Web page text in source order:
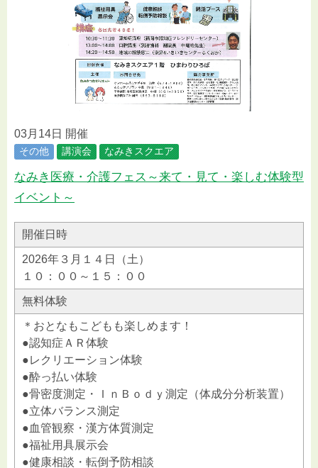
03月14日 開催
その他 講演会 なみきスクエア
なみき医療・介護フェス～来て・見て・楽しむ体験型
イベント～
開催日時
2026年３月１４日（土）
１０：００～１５：００
無料体験
＊おとなもこどもも楽しめます！
●認知症ＡＲ体験
●レクリエーション体験
●酔っ払い体験
●骨密度測定・ＩｎＢｏｄｙ測定（体成分分析装置）
●立体バランス測定
●血管観察・漢方体質測定
●福祉用具展示会
●健康相談・転倒予防相談